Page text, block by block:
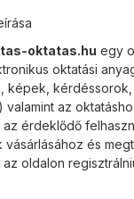
oktatas.hu egy
oktatási
képek, kérdéssorok,
valamint az
érdeklődő
vásárlásához és
az oldalon